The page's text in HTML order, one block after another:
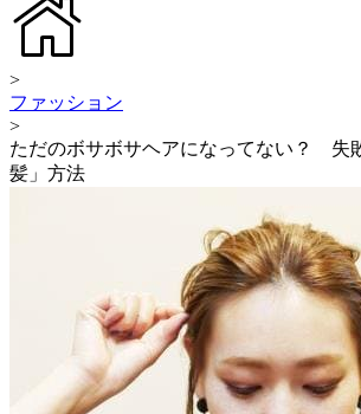
>
ファッション
>
ただのボサボサヘアになってない？ 失
髪」方法